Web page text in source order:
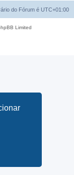
do Fórum é UTC+01:00
Limited